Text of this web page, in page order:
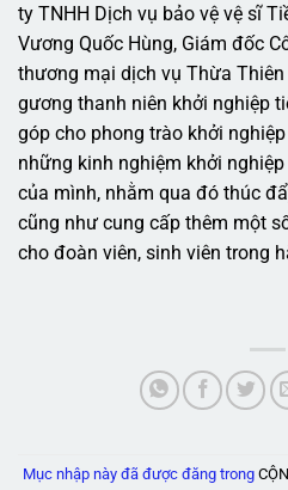
ty TNHH Dịch vụ bảo vệ vệ sĩ
Vương Quốc Hùng, Giám đốc
thương mại dịch vụ Thừa
gương thanh niên khởi nghiệp
góp cho phong trào khởi
những kinh nghiệm khởi
của mình, nhằm qua đó thúc
cũng như cung cấp thêm một
cho đoàn viên, sinh viên trong
Mục nhập này đã được đăng trong